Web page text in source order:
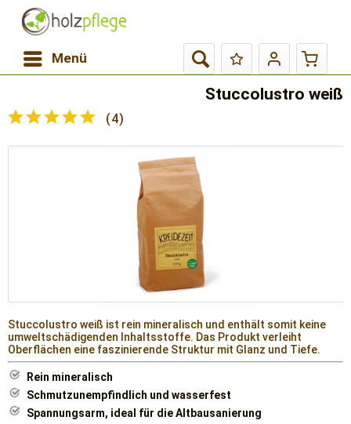
Menü
Stuccolustro weiß
(4)
Stuccolustro weiß ist rein mineralisch und enthält somit keine
umweltschädigenden Inhaltsstoffe. Das Produkt verleiht
Oberflächen eine faszinierende Struktur mit Glanz und Tiefe.
Rein mineralisch
Schmutzunempfindlich und wasserfest
Spannungsarm, ideal für die Altbausanierung